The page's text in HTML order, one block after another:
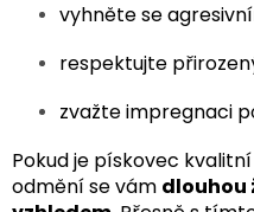
vyhněte se
respektujte
zvažte impregnaci
Pokud je pískovec
odmění se vám dlouhou